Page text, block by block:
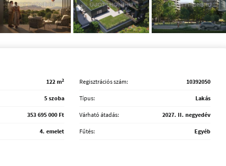
122 m2 Regisztrációs szám: 10392050
5 szoba Típus: Lakás
353 695 000 Ft Várható átadás: 2027. II. negyedév
4. emelet Fűtés: Egyéb